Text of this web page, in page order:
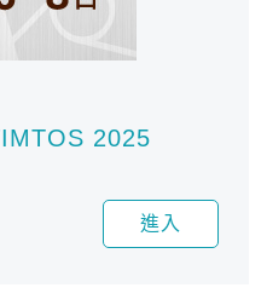
2025
進入